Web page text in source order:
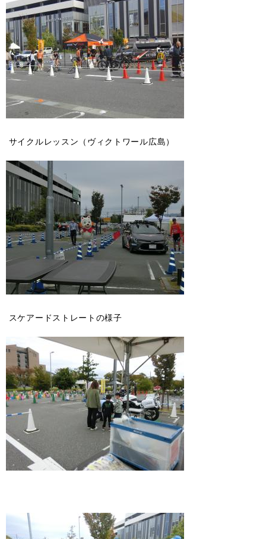
サイクルレッスン（ヴィクトワール広島）
スケアードストレートの様子